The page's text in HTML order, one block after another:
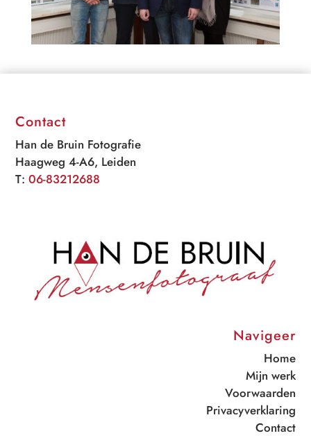
Contact
Han de Bruin Fotografie
Haagweg 4-A6, Leiden
T:06-83212688
Navigeer
Home
Mijn werk
Voorwaarden
Privacyverklaring
Contact